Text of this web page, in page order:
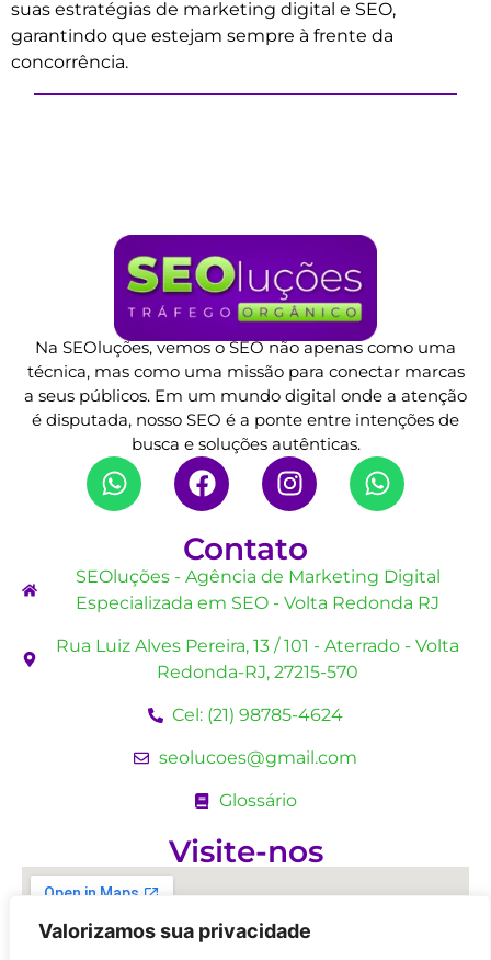
Valorizamos sua privacidade
suas estratégias de marketing digital e SEO,
garantindo que estejam sempre à frente da
concorrência.
Na SEOluções, vemos o SEO não apenas como uma
técnica, mas como uma missão para conectar marcas
a seus públicos. Em um mundo digital onde a atenção
é disputada, nosso SEO é a ponte entre intenções de
busca e soluções autênticas.
Contato
SEOluções - Agência de Marketing Digital
Especializada em SEO - Volta Redonda RJ
Rua Luiz Alves Pereira, 13 / 101 - Aterrado - Volta
Redonda-RJ, 27215-570
Cel: (21) 98785-4624
seolucoes@gmail.com
Glossário
Visite-nos